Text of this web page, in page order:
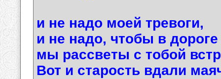
и не надо моей тревоги,
и не надо, чтобы в дороге
мы рассветы с тобой
Вот и старость вдали